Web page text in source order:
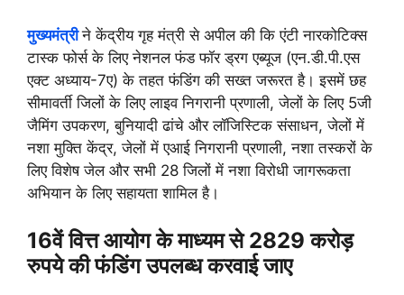
मुख्यमंत्रीने केंद्रीय गृह मंत्री से अपील की कि एंटी नारकोटिक्स
टास्क फोर्स के लिए नेशनल फंड फॉर ड्रग एब्यूज (एन.डी.पी.एस
एक्ट अध्याय-7ए) के तहत फंडिंग की सख्त जरूरत है। इसमें छह
सीमावर्ती जिलों के लिए लाइव निगरानी प्रणाली, जेलों के लिए 5जी
जैमिंग उपकरण, बुनियादी ढांचे और लॉजिस्टिक संसाधन, जेलों में
नशा मुक्ति केंद्र, जेलों में एआई निगरानी प्रणाली, नशा तस्करों के
लिए विशेष जेल और सभी 28 जिलों में नशा विरोधी जागरूकता
अभियान के लिए सहायता शामिल है।
16वें वित्त आयोग के माध्यम से 2829 करोड़
रुपये की फंडिंग उपलब्ध करवाई जाए